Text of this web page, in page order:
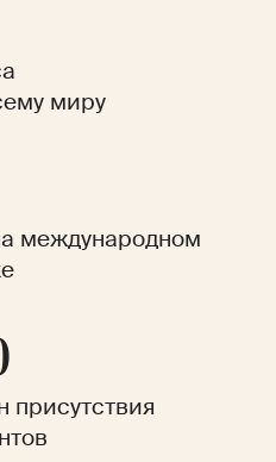
миру
международном
присутствия